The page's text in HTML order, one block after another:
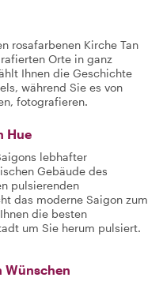
rosafarbenen Kirche Tan
Orte in ganz
Ihnen die Geschichte
während Sie es von
fotografieren.
Hue
lebhafter
Gebäude des
pulsierenden
das moderne Saigon zum
die besten
um Sie herum pulsiert.
Wünschen